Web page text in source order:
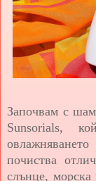
Започвам с
Sunsorials,
почиства
слънце, морска